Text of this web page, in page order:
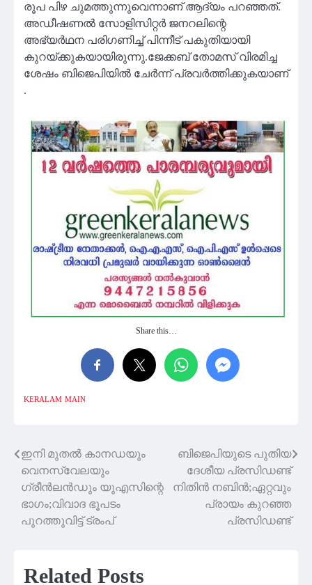
രൂപ പിഴ ചുമത്തുന്നുവെന്നാണ് ആദ്യം പറഞ്ഞത്.
അഡീഷണല്‍ സോളിസിറ്റര്‍ ജനറലിന്റെ
അഭ്യര്‍ഥന പരിഗണിച്ച് പിന്നീട് പകുതിയായി
കുറയ്ക്കുകയായിരുന്നു.ജേക്കബ് തോമസ് വിരമിച്ച
ശേഷം ബിജെപിയിൽ ചേർന്ന് പ്രവർത്തിക്കുകയാണ്
.
Share this…
KERALAM MAIN
Post
navigation
ഇനി മുതൽ കാനഡയും
വെനസ്വേലയും
ഗ്രീന്‍ലന്‍ഡും യുഎസിന്റെ
ഭാഗം;വിവാദ ഭൂപടം
പുറത്തുവിട്ട് ട്രംപ്
ബിജെപിയുടെ പുതിയ
ദേശീയ പ്രസിഡണ്ട്
നിതിൻ നബിൻ;ഏറ്റവും
പ്രായം കുറഞ്ഞ
പ്രസിഡണ്ട്
Related Posts